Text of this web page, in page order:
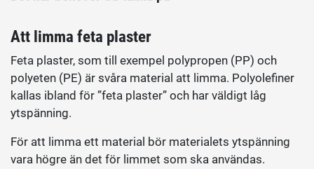
Att limma feta plaster
Feta plaster, som till exempel polypropen (PP) och
polyeten (PE) är svåra material att limma. Polyolefiner
kallas ibland för ”feta plaster” och har väldigt låg
ytspänning.
För att limma ett material bör materialets ytspänning
vara högre än det för limmet som ska användas.